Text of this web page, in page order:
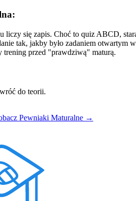
liczy się zapis. Choć to quiz ABCD,
tak, jakby było zadaniem otwartym w
trening przed "prawdziwą" maturą.
do teorii.
Pewniaki Maturalne →